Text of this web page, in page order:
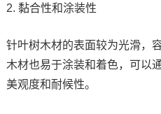
2. 黏合性和涂装性
针叶树木材的表面较为光滑，
木材也易于涂装和着色，可以
美观度和耐候性。